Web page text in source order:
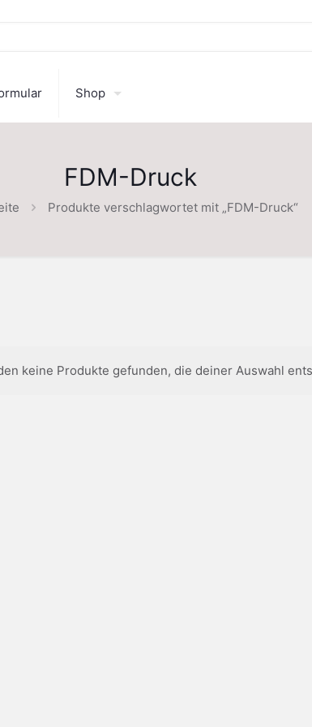
Shop
FDM-Druck
Produkte verschlagwortet mit „FDM-Druck“
keine Produkte gefunden, die deiner Auswahl